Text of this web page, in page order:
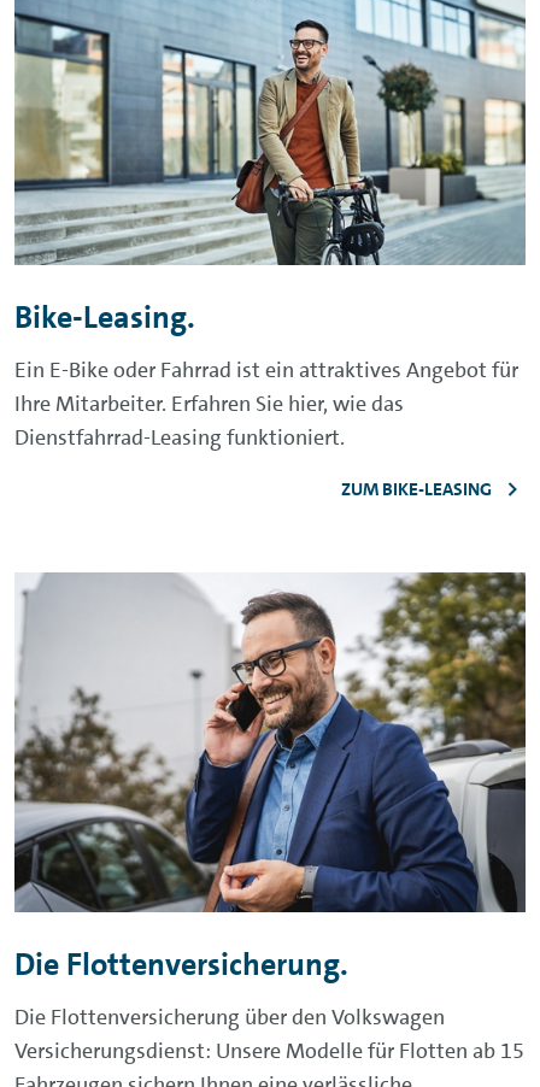
Bike-Leasing.
Ein E-Bikeoder Fahrrad ist ein attraktives Angebot für
Ihre Mitarbeiter. Erfahren Sie hier, wie das
Dienstfahrrad-Leasing funktioniert.
ZUM BIKE-LEASING
Die Flottenversicherung.
Die Flottenversicherung über den Volkswagen
Versicherungsdienst: Unsere Modelle für Flotten ab 15